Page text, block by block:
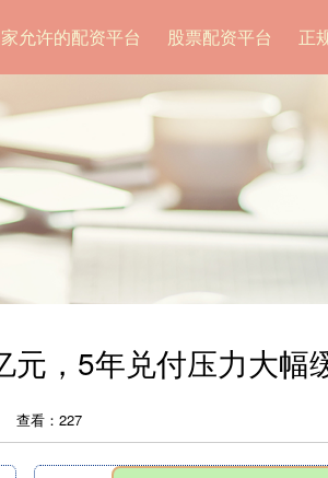
允许的配资平台 股票配资平台 正
元，5年兑付压力大幅
查看：227